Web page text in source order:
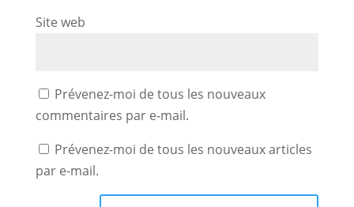
Site web
Prévenez-moi de tous les nouveaux
commentaires par e-mail.
Prévenez-moi de tous les nouveaux articles
par e-mail.